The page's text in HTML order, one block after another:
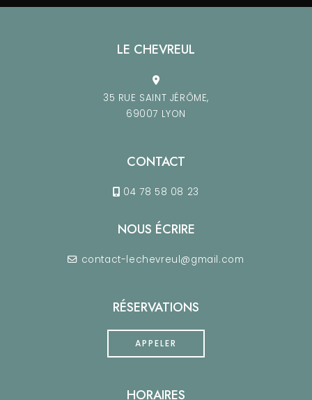
LE CHEVREUL
35 RUE SAINT JÉRÔME,
69007 LYON
CONTACT
04 78 58 08 23
NOUS ÉCRIRE
contact-lechevreul@gmail.com
RÉSERVATIONS
APPELER
HORAIRES